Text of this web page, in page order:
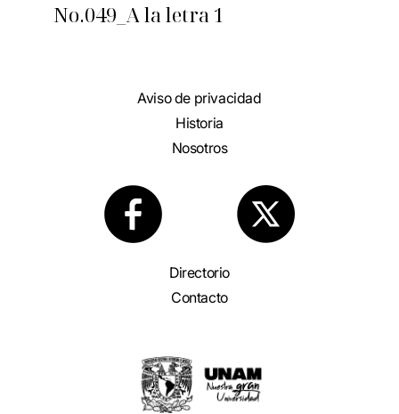
No.049_A la letra 1
Aviso de privacidad
Historia
Nosotros
Directorio
Contacto